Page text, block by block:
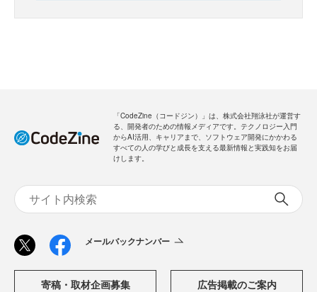
「CodeZine（コードジン）」は、株式会社翔泳社が運営す
る、開発者のための情報メディアです。テクノロジー入門
からAI活用、キャリアまで、ソフトウェア開発にかかわる
すべての人の学びと成長を支える最新情報と実践知をお届
けします。
メールバックナンバー
寄稿・取材企画募集 広告掲載のご案内